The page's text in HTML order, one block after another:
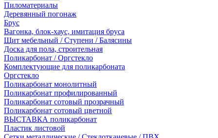
Пиломатериалы
Деревянный погонаж
Брус
Вагонка, блок-хаус, имитация бруса
Щит мебельный / Ступени / Балясины
Доска для пола, строительная
Поликарбонат / Оргстекло
Комплектующие для поликарбоната
Оргстекло
Поликарбонат монолитный
Поликарбонат профилированный
Поликарбонат сотовый прозрачный
Поликарбонат сотовый цветной
ВЫСТАВКА поликарбонат
Пластик листовой